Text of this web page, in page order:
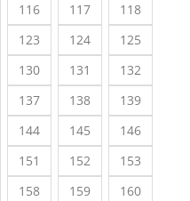
116 117
118
123 124
125
130 131
132
137 138
139
144 145
146
151 152
153
158 159
160